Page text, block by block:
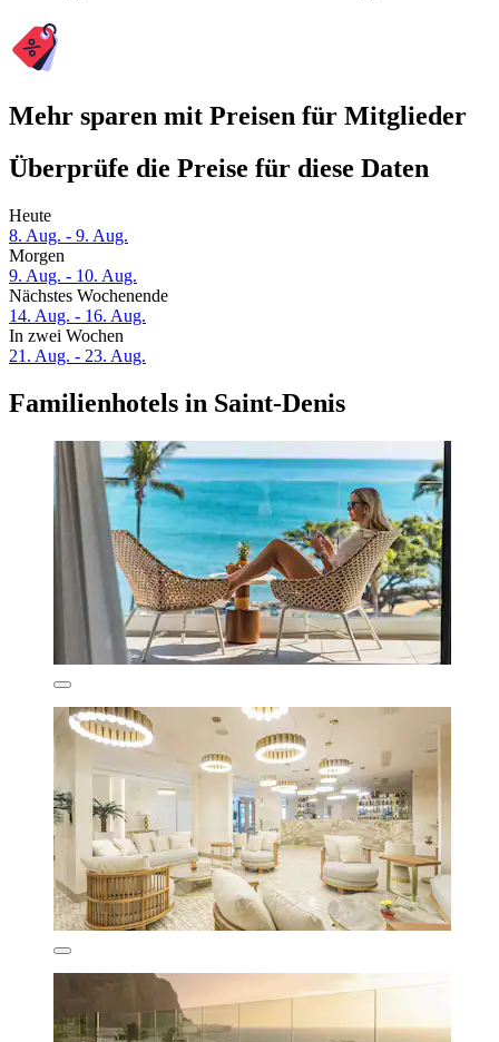
Mehr sparen mit Preisen für Mitglieder
Überprüfe die Preise für diese Daten
Heute
8. Aug. - 9. Aug.
Morgen
9. Aug. - 10. Aug.
Nächstes Wochenende
14. Aug. - 16. Aug.
In zwei Wochen
21. Aug. - 23. Aug.
Familienhotels in Saint-Denis